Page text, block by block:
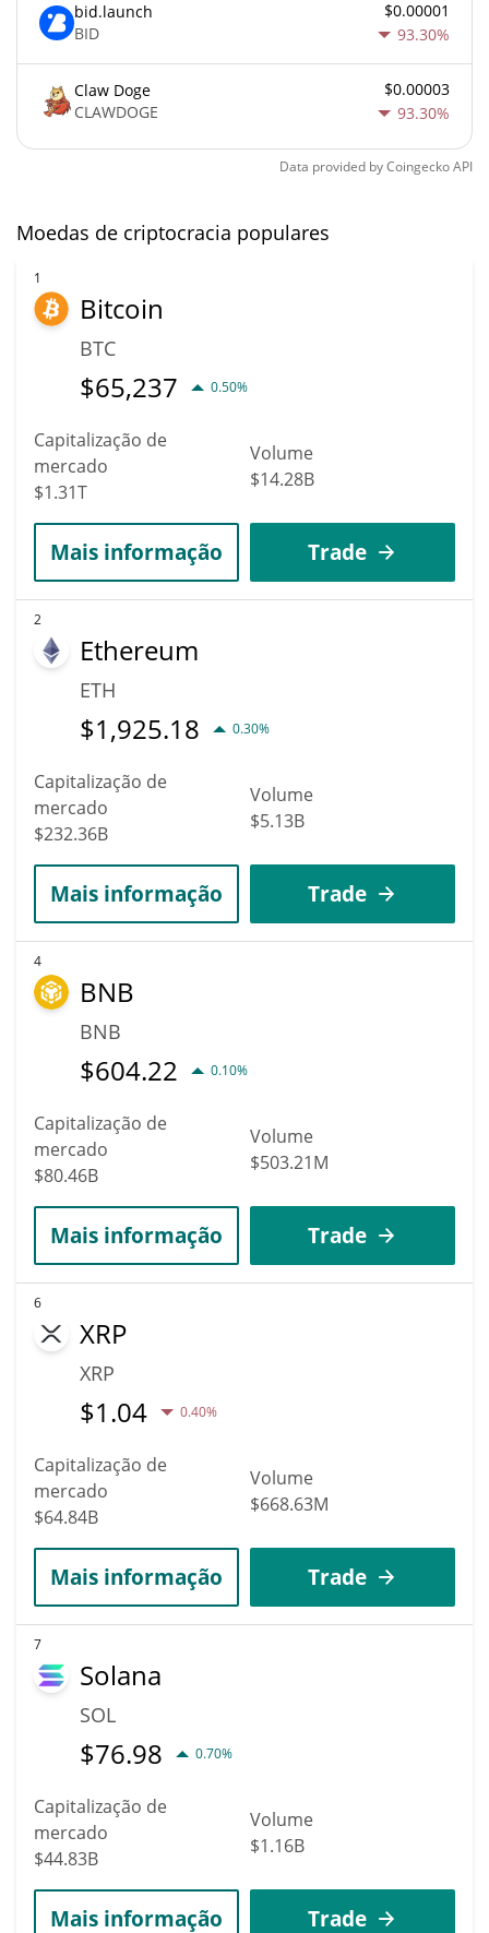
bid.launch
BID
$0.00001
93.30%
Claw Doge
CLAWDOGE
$0.00003
93.30%
Data provided byCoingeckoAPI
Moedas de criptocracia populares
1
Bitcoin
BTC
$65,237 0.50%
Capitalização de
mercado
$1.31T
Volume
$14.28B
Mais informação Trade
2
Ethereum
ETH
$1,925.18 0.30%
Capitalização de
mercado
$232.36B
Volume
$5.13B
Mais informação Trade
4
BNB
BNB
$604.22 0.10%
Capitalização de
mercado
$80.46B
Volume
$503.21M
Mais informação Trade
6
XRP
XRP
$1.04 0.40%
Capitalização de
mercado
$64.84B
Volume
$668.63M
Mais informação Trade
7
Solana
SOL
$76.98 0.70%
Capitalização de
mercado
$44.83B
Volume
$1.16B
Mais informação Trade